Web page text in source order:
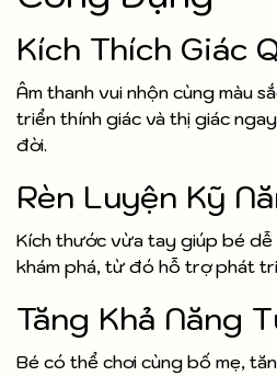
Kích Thích Giác
Âm thanh vui nhộn cùng màu
triển thính giác và thị giác
đời.
Rèn Luyện Kỹ
Kích thước vừa tay giúp bé dễ
khám phá, từ đó hỗ trợ phát
Tăng Khả Năng
Bé có thể chơi cùng bố mẹ,